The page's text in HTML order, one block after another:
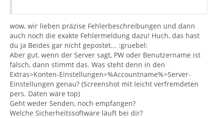
wow, wir lieben präzise Fehlerbeschreibungen und dann
auch noch die exakte Fehlermeldung dazu! Huch, das hast
du ja Beides gar nicht gepostet... :gruebel:
Aber gut, wenn der Server sagt, PW oder Benutzername ist
falsch, dann stimmt das. Was steht denn in den
Extras>Konten-Einstellungen>%Accountname%>Server-
Einstellungen genau? (Screenshot mit leicht verfremdeten
pers. Daten wäre top)
Geht weder Senden, noch empfangen?
Welche Sicherheitssoftware läuft bei dir?